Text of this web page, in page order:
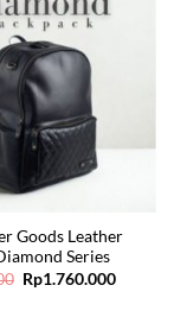
Goods Leather
Series
Original
price
Rp1.760.000Current